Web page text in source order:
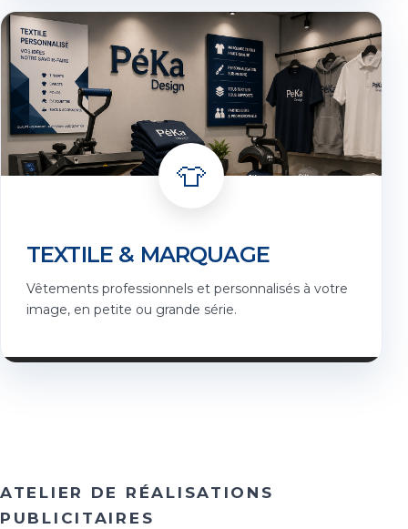
👕
TEXTILE & MARQUAGE
Vêtements professionnels et personnalisés à votre
image, en petite ou grande série.
ATELIER DE RÉALISATIONS
PUBLICITAIRES